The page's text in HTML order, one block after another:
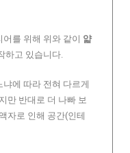
를 위해 위와 같이 얇
하고 있습니다.
에 따라 전혀 다르게
만 반대로 더 나빠 보
자로 인해 공간(인테